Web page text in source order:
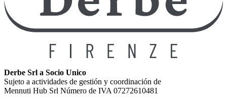
Derbe Srl a Socio Unico
Sujeto a actividades de gestión y coordinación de
Mennuti Hub Srl Número de IVA 07272610481